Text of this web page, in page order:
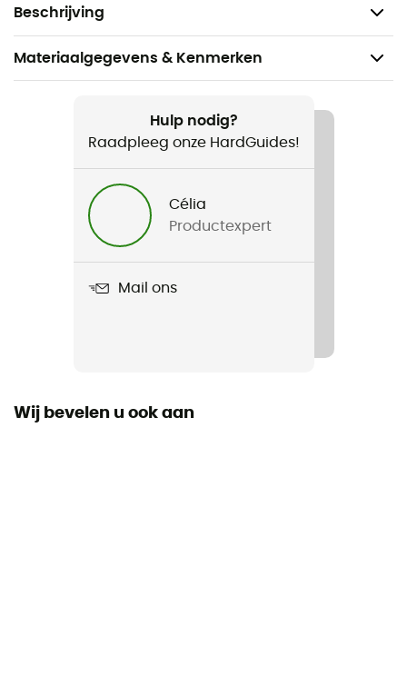
Beschrijving
Gewicht: 431 g
Materiaalgegevens & Kenmerken
Wandelen / Dagelijks Leven
Heren / Dames
Hulp nodig?
Raadpleeg onze HardGuides!
Célia
Productexpert
Mail ons
Wij bevelen u ook aan